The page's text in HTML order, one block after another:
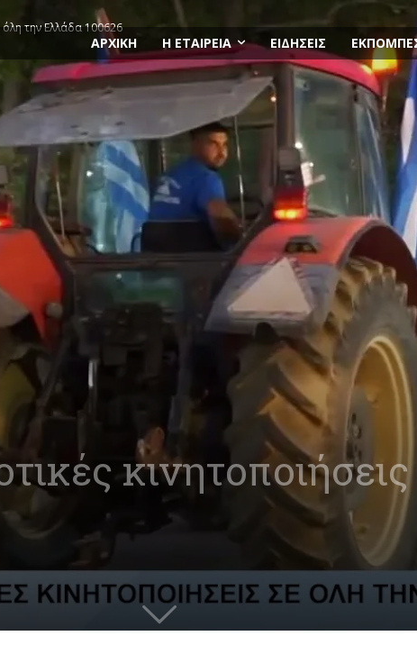
ΑΡΧΙΚΗ Η ΕΤΑΙΡΕΙΑ ΕΙΔΗΣΕΙΣ
όλη την Ελλάδα 100626